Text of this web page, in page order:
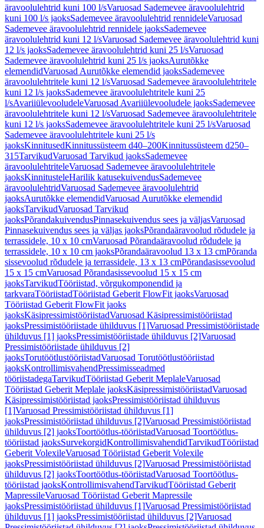
äravoolulehtrid kuni 100 l/sVaruosad Sademevee äravoolulehtrid
kuni 100 l/s jaoksSademevee äravoolulehtrid rennideleVaruosad
Sademevee äravoolulehtrid rennidele jaoksSademevee
äravoolulehtrid kuni 12 l/sVaruosad Sademevee äravoolulehtrid kuni
12 l/s jaoksSademevee äravoolulehtrid kuni 25 l/sVaruosad
Sademevee äravoolulehtrid kuni 25 l/s jaoksAurutõkke
elemendidVaruosad Aurutõkke elemendid jaoksSademevee
äravoolulehtritele kuni 12 l/sVaruosad Sademevee äravoolulehtritele
kuni 12 l/s jaoksSademevee äravoolulehtritele kuni 25
l/sAvariiülevooludeleVaruosad Avariiülevooludele jaoksSademevee
äravoolulehtritele kuni 12 l/sVaruosad Sademevee äravoolulehtritele
kuni 12 l/s jaoksSademevee äravoolulehtritele kuni 25 l/sVaruosad
Sademevee äravoolulehtritele kuni 25 l/s
jaoksKinnitusedKinnitussüsteem d40–200Kinnitussüsteem d250–
315TarvikudVaruosad Tarvikud jaoksSademevee
äravoolulehtriteleVaruosad Sademevee äravoolulehtritele
jaoksKinnitusteleHarilik katusekuivendusSademevee
äravoolulehtridVaruosad Sademevee äravoolulehtrid
jaoksAurutõkke elemendidVaruosad Aurutõkke elemendid
jaoksTarvikudVaruosad Tarvikud
jaoksPõrandakuivendusPinnasekuivendus sees ja väljasVaruosad
Pinnasekuivendus sees ja väljas jaoksPõrandaäravoolud rõdudele ja
terrassidele, 10 x 10 cmVaruosad Põrandaäravoolud rõdudele ja
terrassidele, 10 x 10 cm jaoksPõrandaäravoolud 13 x 13 cmPõranda
sissevoolud rõdudele ja terrassidele, 13 x 13 cmPõrandasissevoolud
15 x 15 cmVaruosad Põrandasissevoolud 15 x 15 cm
jaoksTarvikudTööriistad, võrgukomponendid ja
tarkvaraTööriistadTööriistad Geberit FlowFit jaoksVaruosad
Tööriistad Geberit FlowFit jaoks
jaoksKäsipressimistööriistadVaruosad Käsipressimistööriistad
jaoksPressimistööriistade ühilduvus [1]Varuosad Pressimistööriistade
ühilduvus [1] jaoksPressimistööriistade ühilduvus [2]Varuosad
Pressimistööriistade ühilduvus [2]
jaoksTorutöötlustööriistadVaruosad Torutöötlustööriistad
jaoksKontrollimisvahendPressimisseadmed
tööriistadegaTarvikudTööriistad Geberit MeplaleVaruosad
Tööriistad Geberit Meplale jaoksKäsipressimistööriistadVaruosad
Käsipressimistööriistad jaoksPressimistööriistad ühilduvus
[1]Varuosad Pressimistööriistad ühilduvus [1]
jaoksPressimistööriistad ühilduvus [2]Varuosad Pressimistööriistad
ühilduvus [2] jaoksToortöötlus-tööriistadVaruosad Toortöötlus-
tööriistad jaoksSurvekorgidKontrollimisvahendidTarvikudTööriistad
Geberit VolexileVaruosad Tööriistad Geberit Volexile
jaoksPressimistööriistad ühilduvus [2]Varuosad Pressimistööriistad
ühilduvus [2] jaoksToortöötlus-tööriistadVaruosad Toortöötlus-
tööriistad jaoksKontrollimisvahendTarvikudTööriistad Geberit
MapressileVaruosad Tööriistad Geberit Mapressile
jaoksPressimistööriistad ühilduvus [1]Varuosad Pressimistööriistad
ühilduvus [1] jaoksPressimistööriistad ühilduvus [2]Varuosad